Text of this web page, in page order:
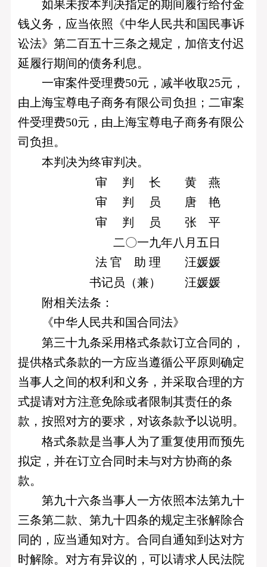
如果未按本判决指定的期间履行给付金
钱义务，应当依照《中华人民共和国民事诉
讼法》第二百五十三条之规定，加倍支付迟
延履行期间的债务利息。
一审案件受理费50元，减半收取25元，
由上海宝尊电子商务有限公司负担；二审案
件受理费50元，由上海宝尊电子商务有限公
司负担。
本判决为终审判决。
审 判 长 黄 燕
审 判 员 唐 艳
审 判 员 张 平
二〇一九年八月五日
法 官 助 理 汪媛媛
书记员（兼） 汪媛媛
附相关法条：
《中华人民共和国合同法》
第三十九条采用格式条款订立合同的，
提供格式条款的一方应当遵循公平原则确定
当事人之间的权利和义务，并采取合理的方
式提请对方注意免除或者限制其责任的条
款，按照对方的要求，对该条款予以说明。
格式条款是当事人为了重复使用而预先
拟定，并在订立合同时未与对方协商的条
款。
第九十六条当事人一方依照本法第九十
三条第二款、第九十四条的规定主张解除合
同的，应当通知对方。合同自通知到达对方
时解除。对方有异议的，可以请求人民法院